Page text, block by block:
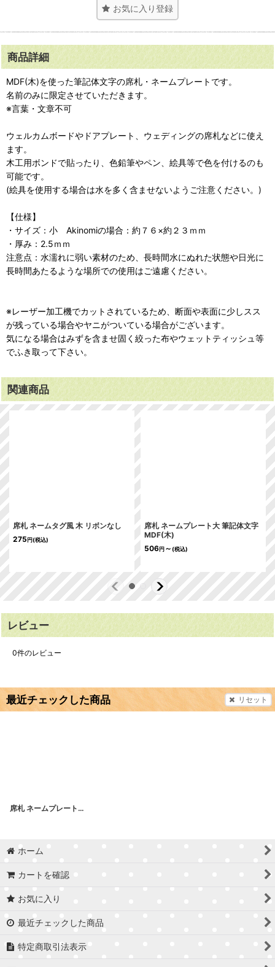
お気に入り登録
商品詳細
MDF(木)を使った筆記体文字の席札・ネームプレートです。
名前のみに限定させていただきます。
※言葉・文章不可
ウェルカムボードやドアプレート、ウェディングの席札などに使え
ます。
木工用ボンドで貼ったり、色鉛筆やペン、絵具等で色を付けるのも
可能です。
(絵具を使用する場合は水を多く含ませないようご注意ください。)
【仕様】
・サイズ：小 Akinomiの場合：約７６×約２３ｍｍ
・厚み：2.5ｍｍ
注意点：水濡れに弱い素材のため、長時間水にぬれた状態や日光に
長時間あたるような場所での使用はご遠慮ください。
※レーザー加工機でカットされているため、断面や表面に少しスス
が残っている場合やヤニがついている場合がございます。
気になる場合はみずを含ませ固く絞った布やウェットティッシュ等
でふき取って下さい。
関連商品
席札 ネームタグ風 木 リボンなし
275円(税込)
席札 ネームプレート大 筆記体文字
MDF(木)
506円～(税込)
レビュー
0件のレビュー
最近チェックした商品 リセット
席札 ネームプレート小 筆記体文字 MDF(木)
ホーム
カートを確認
お気に入り
最近チェックした商品
特定商取引法表示